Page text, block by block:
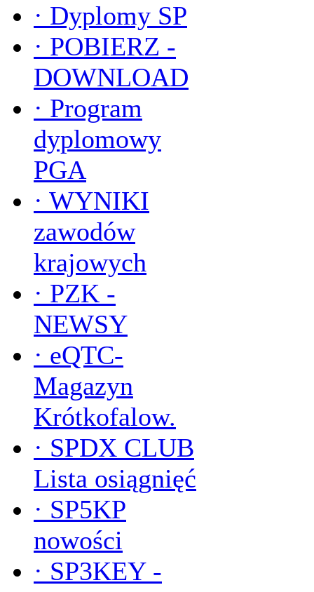
· Dyplomy SP
· POBIERZ -
DOWNLOAD
· Program
dyplomowy
PGA
· WYNIKI
zawodów
krajowych
· PZK -
NEWSY
· eQTC-
Magazyn
Krótkofalow.
· SPDX CLUB
Lista osiągnięć
· SP5KP
nowości
· SP3KEY -